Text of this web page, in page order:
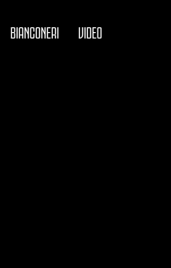
BIANCONERI VIDEO